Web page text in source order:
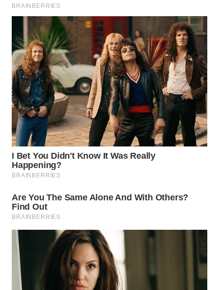
WN
KARAWANG
WN
BEKASI
WN
BOGOR
WN
DEPOK
WN
TAPANULI
WN
SAMOSIR
PADANG